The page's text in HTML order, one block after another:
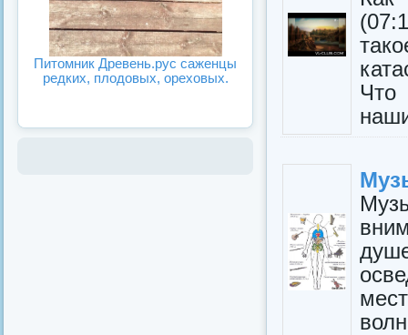
Что
Питомник Древень.рус саженцы
редких, плодовых, ореховых.